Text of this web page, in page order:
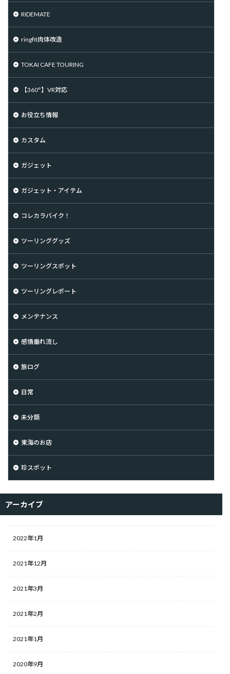
RIDEMATE
ringfit肉体改造
TOKAI CAFE TOURING
【360°】VR対応
お役立ち情報
カスタム
ガジェット
ガジェット・アイテム
コレカラバイク！
ツーリンググッズ
ツーリングスポット
ツーリングレポート
メンテナンス
感情垂れ流し
旅ログ
日常
未分類
東海のお店
珍スポット
アーカイブ
2022年1月
2021年12月
2021年3月
2021年2月
2021年1月
2020年9月